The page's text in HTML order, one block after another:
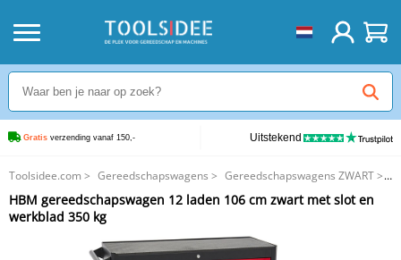
Gratis verzending vanaf 150,- Uitstekend
Toolsidee.com > Gereedschapswagens > Gereedschapswagens ZWART>
HBM gereedschapswagen 12 laden 106 cm zwart met slot en werkblad 350
kg
HBM gereedschapswagen 12 laden 106 cm zwart met slot en
werkblad 350 kg